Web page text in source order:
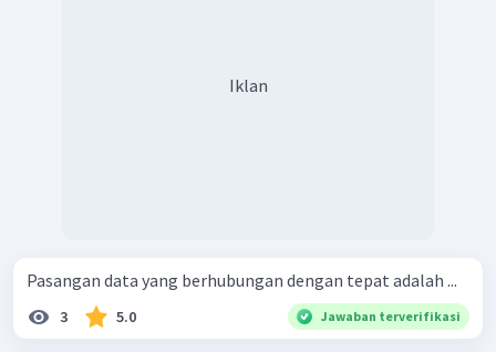
Iklan
Pasangan data yang berhubungan dengan tepat adalah ...
3 5.0 Jawaban terverifikasi